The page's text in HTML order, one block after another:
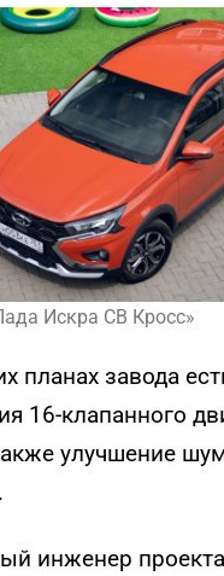
Искра СВ Кросс»
планах завода
16-клапанного
улучшение
инженер